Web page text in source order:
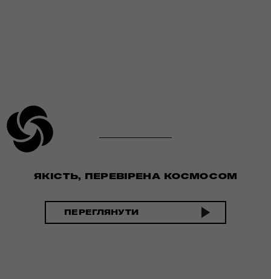
ЯКІСТЬ, ПЕРЕВІРЕНА КОСМОСОМ
ПЕРЕГЛЯНУТИ